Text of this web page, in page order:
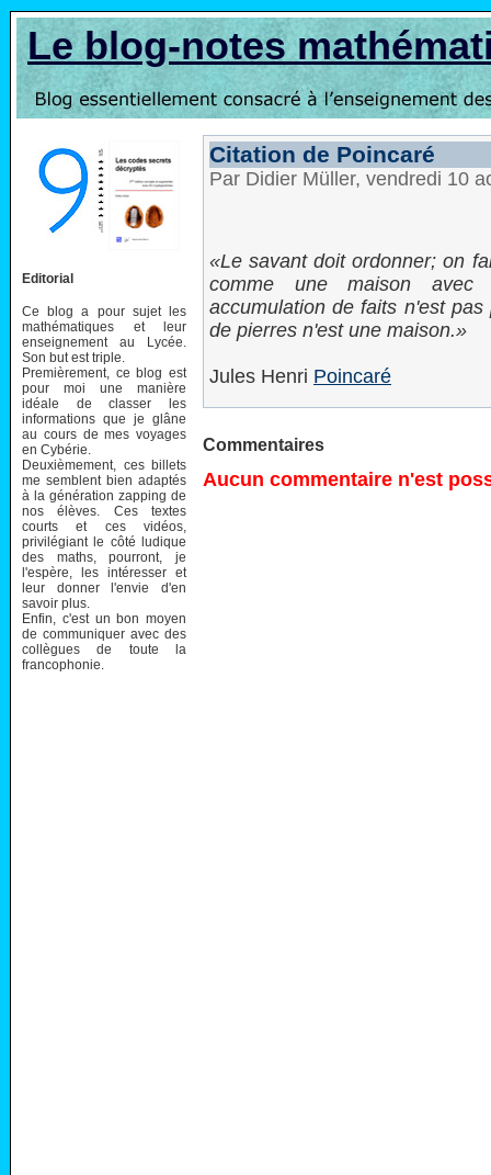
Le blog-notes
Editorial
Ce blog a pour sujet les
mathématiques et leur
enseignement au Lycée.
Son but est triple.
Premièrement, ce blog est
pour moi une manière
idéale de classer les
informations que je glâne
au cours de mes voyages
en Cybérie.
Deuxièmement, ces billets
me semblent bien adaptés
à la génération zapping de
nos élèves. Ces textes
courts et ces vidéos,
privilégiant le côté ludique
des maths, pourront, je
l'espère, les intéresser et
leur donner l'envie d'en
savoir plus.
Enfin, c'est un bon moyen
de communiquer avec des
collègues de toute la
francophonie.
Citation de Poincaré
Par Didier Müller, vendredi 10
Le savant doit ordonner; on
comme une maison
accumulation de faits n'est
de pierres n'est une maison.
Jules Henri Poincaré
Commentaires
Aucun commentaire n'est